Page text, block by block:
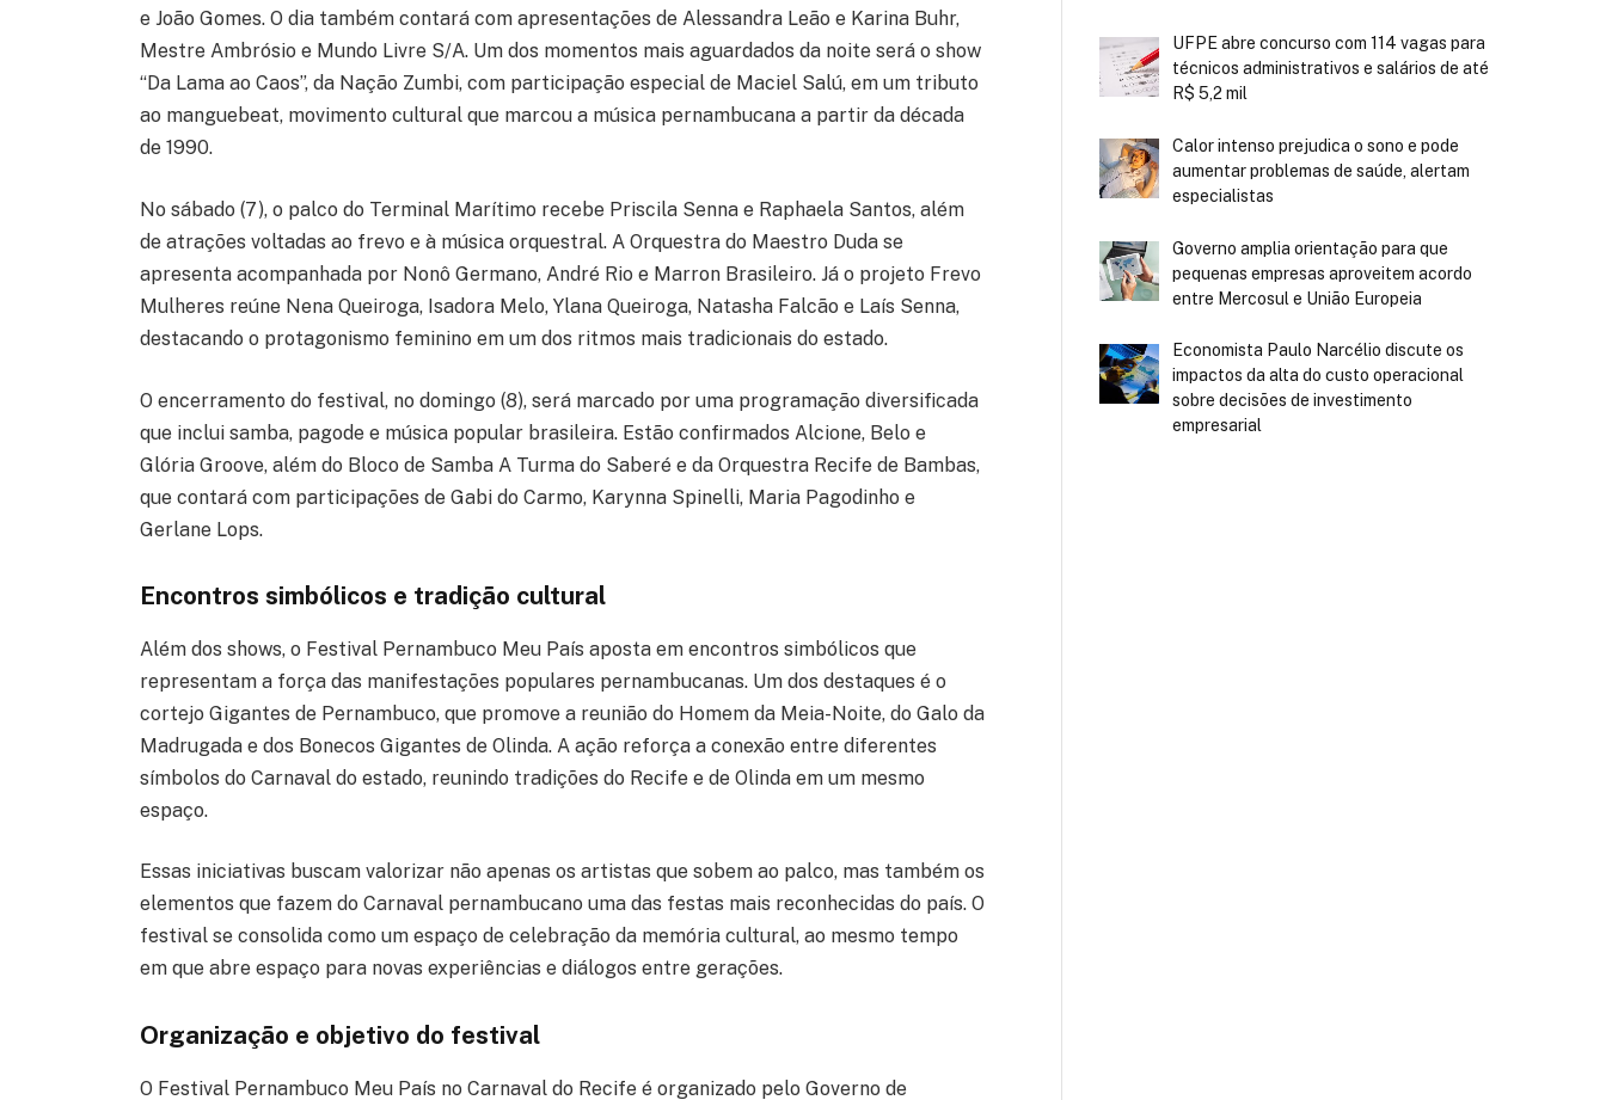
e João Gomes. O dia também contará com apresentações de Alessandra Leão e Karina Buhr,
Mestre Ambrósio e Mundo Livre S/A. Um dos momentos mais aguardados da noite será o show
“Da Lama ao Caos”, da Nação Zumbi, com participação especial de Maciel Salú, em um tributo
ao manguebeat, movimento cultural que marcou a música pernambucana a partir da década
de 1990.
No sábado (7), o palco do Terminal Marítimo recebe Priscila Senna e Raphaela Santos, além
de atrações voltadas ao frevo e à música orquestral. A Orquestra do Maestro Duda se
apresenta acompanhada por Nonô Germano, André Rio e Marron Brasileiro. Já o projeto Frevo
Mulheres reúne Nena Queiroga, Isadora Melo, Ylana Queiroga, Natasha Falcão e Laís Senna,
destacando o protagonismo feminino em um dos ritmos mais tradicionais do estado.
O encerramento do festival, no domingo (8), será marcado por uma programação diversificada
que inclui samba, pagode e música popular brasileira. Estão confirmados Alcione, Belo e
Glória Groove, além do Bloco de Samba A Turma do Saberé e da Orquestra Recife de Bambas,
que contará com participações de Gabi do Carmo, Karynna Spinelli, Maria Pagodinho e
Gerlane Lops.
Encontros simbólicos e tradição cultural
Além dos shows, o Festival Pernambuco Meu País aposta em encontros simbólicos que
representam a força das manifestações populares pernambucanas. Um dos destaques é o
cortejo Gigantes de Pernambuco, que promove a reunião do Homem da Meia-Noite, do Galo da
Madrugada e dos Bonecos Gigantes de Olinda. A ação reforça a conexão entre diferentes
símbolos do Carnaval do estado, reunindo tradições do Recife e de Olinda em um mesmo
espaço.
Essas iniciativas buscam valorizar não apenas os artistas que sobem ao palco, mas também os
elementos que fazem do Carnaval pernambucano uma das festas mais reconhecidas do país. O
festival se consolida como um espaço de celebração da memória cultural, ao mesmo tempo
em que abre espaço para novas experiências e diálogos entre gerações.
Organização e objetivo do festival
O Festival Pernambuco Meu País no Carnaval do Recife é organizado pelo Governo de
UFPE abre concurso com 114 vagas para
técnicos administrativos e salários de até
R$ 5,2 mil
Calor intenso prejudica o sono e pode
aumentar problemas de saúde, alertam
especialistas
Governo amplia orientação para que
pequenas empresas aproveitem acordo
entre Mercosul e União Europeia
Economista Paulo Narcélio discute os
impactos da alta do custo operacional
sobre decisões de investimento
empresarial